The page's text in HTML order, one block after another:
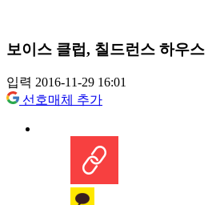
보이스 클럽, 칠드런스 하우스
입력 2016-11-29 16:01
선호매체 추가